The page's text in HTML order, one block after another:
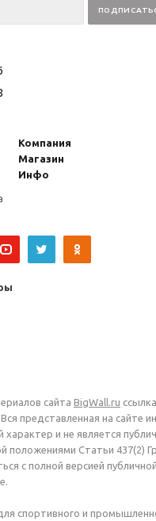
Компания
Магазин
Инфо
сайта BigWall.ru
представленная на сайте
и не является
положениями Статьи 437(2)
с полной версией
спортивного и